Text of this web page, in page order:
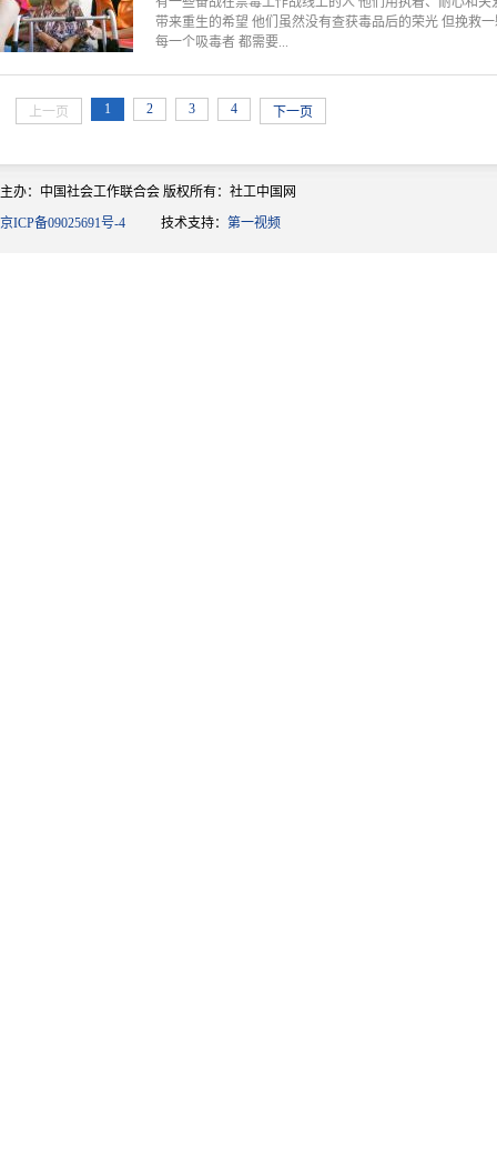
带来重生的希望 他们虽然没有查获毒品后的荣光 但挽救
每一个吸毒者 都需要...
上一页 1 2 3 4 下一页
主办：中国社会工作联合会 版权所有：社工中国网
京ICP备09025691号-4 技术支持： 第一视频